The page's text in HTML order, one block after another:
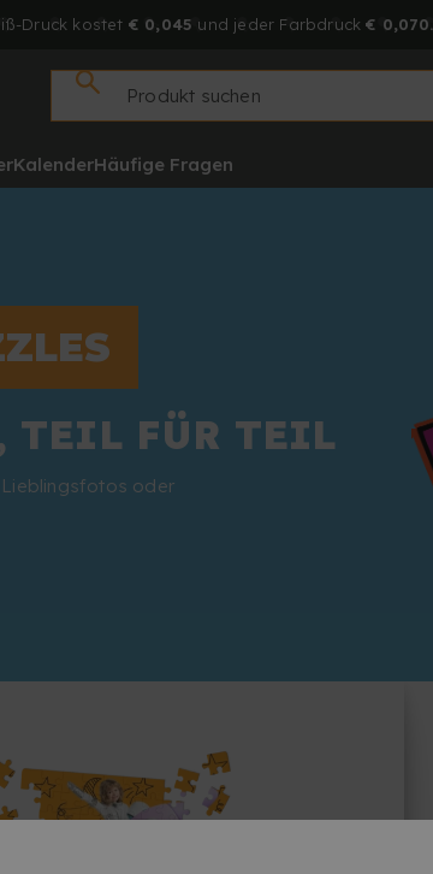
Druck kostet € 0,045 und jeder Farbdruck€ 0,070.
KalenderHäufige Fragen
TEIL FÜR TEIL
Lieblingsfotos oder